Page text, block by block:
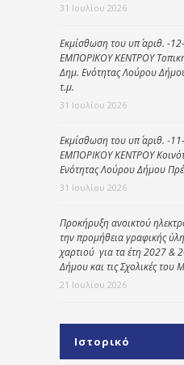
31 Ιουλίου 2026
Εκμίσθωση του υπ΄ αριθ. -
ΕΜΠΟΡΙΚΟΥ ΚΕΝΤΡΟΥ
Δημ. Ενότητας Λούρου
τ.μ.
31 Ιουλίου 2026
Εκμίσθωση του υπ΄ αριθ. -
ΕΜΠΟΡΙΚΟΥ ΚΕΝΤΡΟΥ
Ενότητας Λούρου Δήμου
31 Ιουλίου 2026
Προκήρυξη ανοικτού
την προμήθεια γραφικής
χαρτιού για τα έτη 2027 &
Δήμου και τις Σχολικές του
21 Ιουλίου 2026
Ιστορικό